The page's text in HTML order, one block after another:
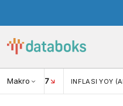
Makro
USD/IDR 17 INFLASI YOY